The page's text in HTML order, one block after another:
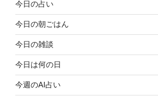
今日の占い
今日の朝ごはん
今日の雑談
今日は何の日
今週のAI占い